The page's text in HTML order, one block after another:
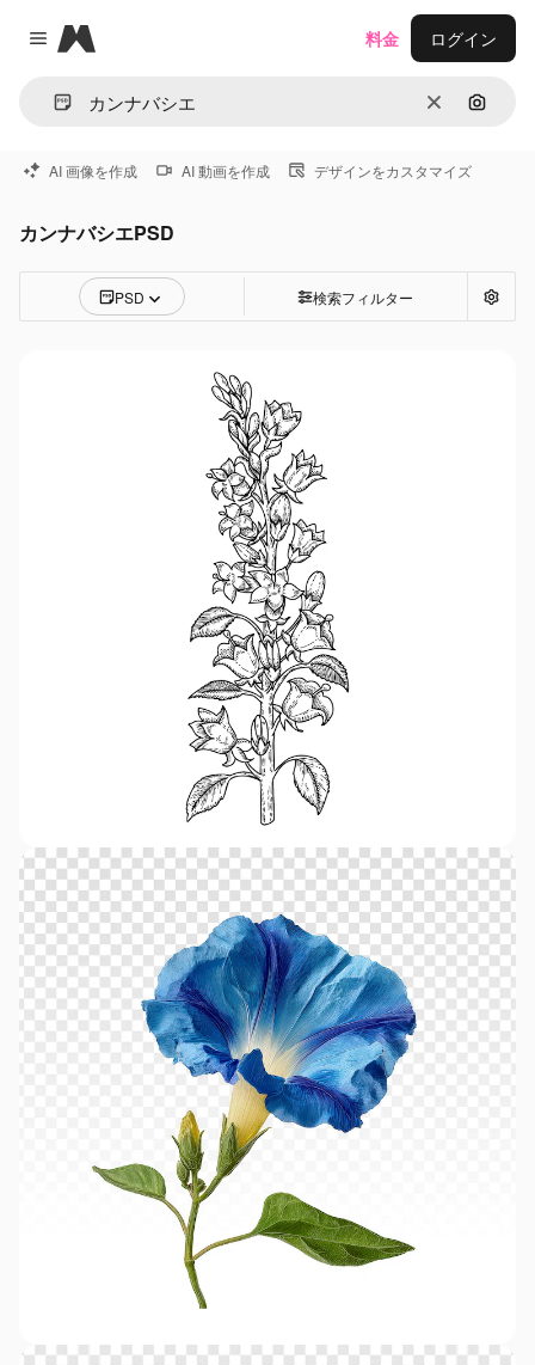
Close menu
Magnific
消去 画像で
料金 ログイン
AI 画像を作成 AI 動画を作成 デザインをカスタマイズ
カンナバシエPSD
PSD 検索フィルター